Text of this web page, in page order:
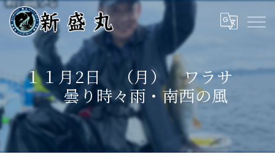
１１月2日 （月） ワラサ
曇り時々雨・南西の風